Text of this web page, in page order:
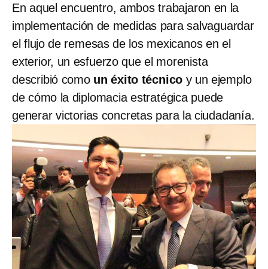
En aquel encuentro, ambos trabajaron en la
implementación de medidas para salvaguardar
el flujo de remesas de los mexicanos en el
exterior, un esfuerzo que el morenista
describió como un éxito técnico y un ejemplo
de cómo la diplomacia estratégica puede
generar victorias concretas para la ciudadanía.